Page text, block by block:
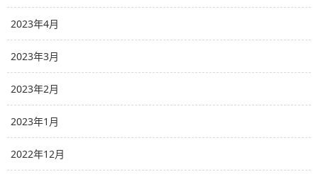
2023年4月
2023年3月
2023年2月
2023年1月
2022年12月